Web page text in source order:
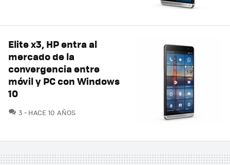
Elite x3, HP entra al
mercado de la
convergencia entre
móvil y PC con Windows
10
3 COMENTARIOS
HACE 10 AÑOS